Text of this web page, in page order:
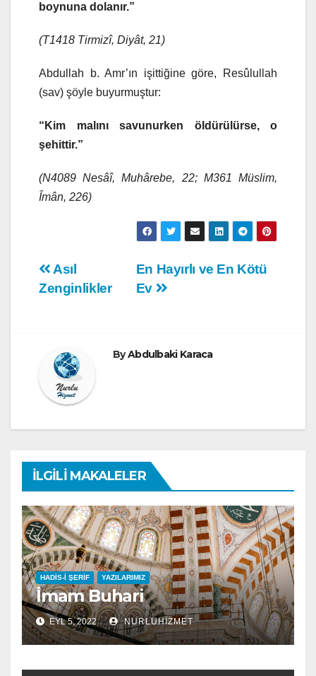
boynuna dolanır.”
(T1418 Tirmizî, Diyât, 21)
Abdullah b. Amr’ın işittiğine göre, Resûlullah
(sav) şöyle buyurmuştur:
“Kim malını savunurken öldürülürse, o
şehittir.”
(N4089 Nesâî, Muhârebe, 22; M361 Müslim,
Îmân, 226)
Yazı
gezinmesi
En Hayırlı ve En Kötü
Ev
Asıl
Zenginlikler
ByAbdulbaki Karaca
İLGILI MAKALELER
HADIS-I ŞERIF YAZILARIMIZ
İmam Buhari
EYL 5, 2022 NURLUHIZMET